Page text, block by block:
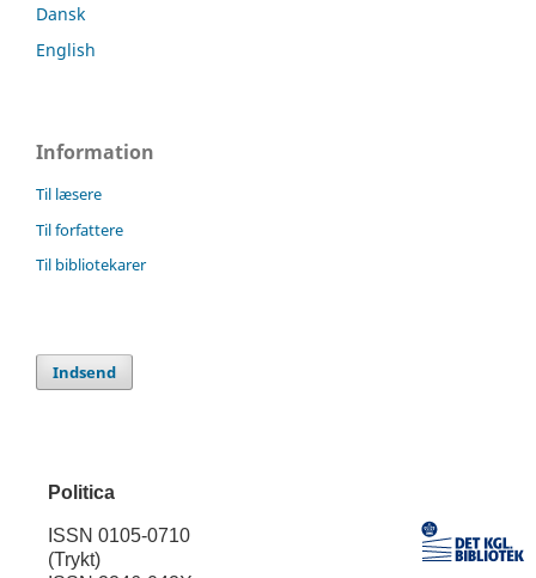
Dansk
English
Information
Til læsere
Til forfattere
Til bibliotekarer
Indsend
Politica
ISSN 0105-0710
(Trykt)